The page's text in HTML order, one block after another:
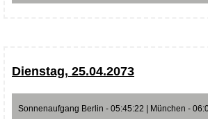
Dienstag, 25.04.2073
Sonnenaufgang Berlin - 05:45:22 | München -